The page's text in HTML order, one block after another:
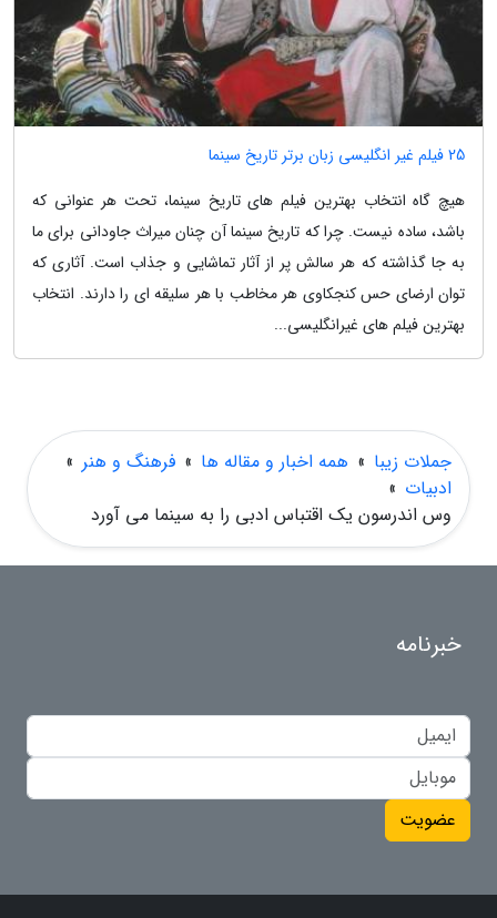
25 فیلم غیر انگلیسی زبان برتر تاریخ سینما
هیچ گاه انتخاب بهترین فیلم های تاریخ سینما، تحت هر عنوانی که
باشد، ساده نیست. چرا که تاریخ سینما آن چنان میراث جاودانی برای ما
به جا گذاشته که هر سالش پر از آثار تماشایی و جذاب است. آثاری که
توان ارضای حس کنجکاوی هر مخاطب با هر سلیقه ای را دارند. انتخاب
بهترین فیلم های غیرانگلیسی...
جملات زیبا » همه اخبار و مقاله ها » فرهنگ و هنر »
ادبیات »
وس اندرسون یک اقتباس ادبی را به سینما می آورد
خبرنامه
عضویت